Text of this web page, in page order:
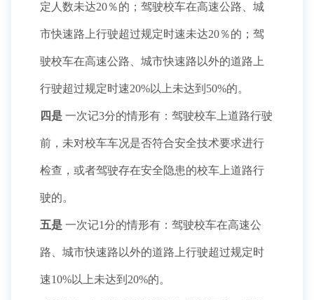
定人数未达20％的；驾驶校车在高速公路、城
市快速路上行驶超过规定时速未达20％的；驾
驶校车在高速公路、城市快速路以外的道路上
行驶超过规定时速20%以上未达到50%的。
四是 一次记3分的情形有：驾驶校车上道路行驶
前，未对校车车况是否符合安全技术要求进行
检查，或者驾驶存在安全隐患的校车上道路行
驶的。
五是 一次记1分的情形有：驾驶校车在高速公
路、城市快速路以外的道路上行驶超过规定时
速10%以上未达到20%的。